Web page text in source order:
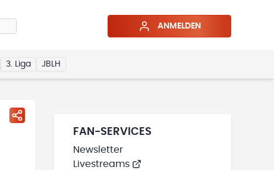
ANMELDEN
3. Liga JBLH
FAN-SERVICES
Newsletter
Livestreams